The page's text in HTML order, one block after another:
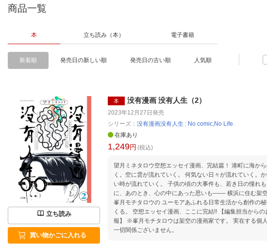
商品一覧
本 立ち読み（本） 電子書籍
新着順 発売日の新しい順 発売日の古い順 人気順
立ち読み
買い物かごに入れる
本 没有漫画 没有人生（2）
2023年12月27日発売
シリーズ： 没有漫画没有人生 : No comic,No Life.
在庫あり
1,249円 (税込)
望月ミネタロウ空想エッセイ漫画、完結篇！ 港町に海からの風が吹
く。空に雲が流れていく。 何気ない日々が流れていく。
い時が流れていく。 子供の頃の大事件も、若き日の憧れも、 たしか
に、あのとき、心の中にあった思いも─── 横浜に住む架空の漫画家・
峯月モチタロウの ユーモアあふれる日常生活から創作の
くる。 空想エッセイ漫画、ここに完結!! 【編集担当からのおすすめ情
報】 ※峯月モチタロウは架空の漫画家です。 実在する個人や団体とは
一切関係ございません。